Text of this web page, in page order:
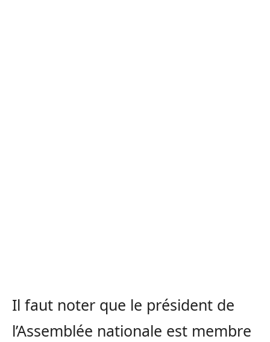
Il faut noter que le président de
l’Assemblée nationale est membre